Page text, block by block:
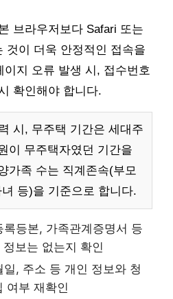
브라우저보다 Safari 또는
것이 더욱 안정적인 접속을
이지 오류 발생 시, 접수번호
확인해야 합니다.
시, 무주택 기간은 세대주
이 무주택자였던 기간을
가족 수는 직계존속(부모
등)을 기준으로 합니다.
록등본, 가족관계증명서 등
보는 없는지 확인
일, 주소 등 개인 정보와 청
여부 재확인